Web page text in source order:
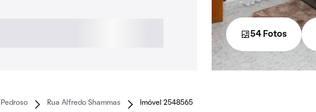
54 Fotos
Rua Alfredo Shammas Imóvel 2548565